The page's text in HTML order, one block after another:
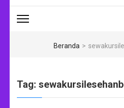
Beranda >
Tag: